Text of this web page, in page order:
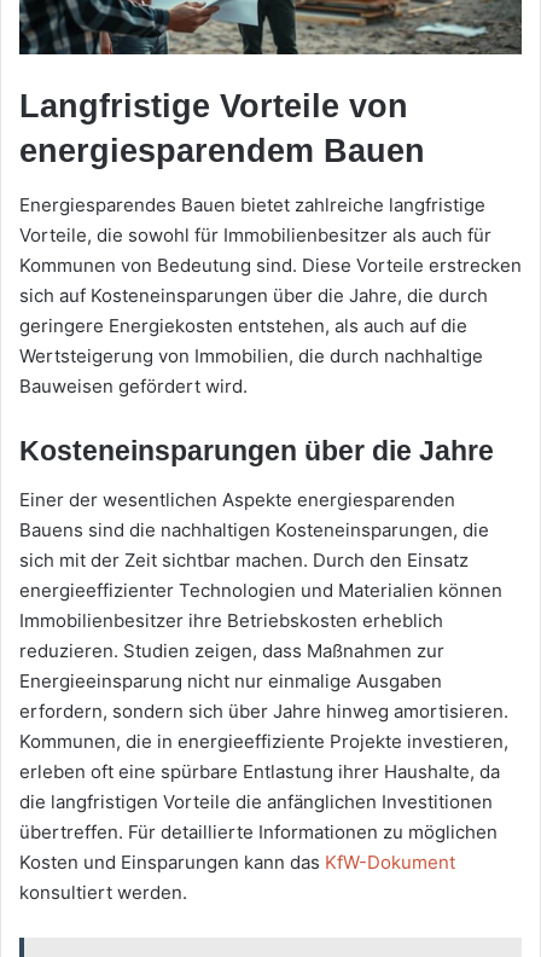
Langfristige Vorteile von
energiesparendem Bauen
Energiesparendes Bauen bietet zahlreiche langfristige
Vorteile, die sowohl für Immobilienbesitzer als auch für
Kommunen von Bedeutung sind. Diese Vorteile erstrecken
sich auf Kosteneinsparungen über die Jahre, die durch
geringere Energiekosten entstehen, als auch auf die
Wertsteigerung von Immobilien, die durch nachhaltige
Bauweisen gefördert wird.
Kosteneinsparungen über die Jahre
Einer der wesentlichen Aspekte energiesparenden
Bauens sind die nachhaltigen Kosteneinsparungen, die
sich mit der Zeit sichtbar machen. Durch den Einsatz
energieeffizienter Technologien und Materialien können
Immobilienbesitzer ihre Betriebskosten erheblich
reduzieren. Studien zeigen, dass Maßnahmen zur
Energieeinsparung nicht nur einmalige Ausgaben
erfordern, sondern sich über Jahre hinweg amortisieren.
Kommunen, die in energieeffiziente Projekte investieren,
erleben oft eine spürbare Entlastung ihrer Haushalte, da
die langfristigen Vorteile die anfänglichen Investitionen
übertreffen. Für detaillierte Informationen zu möglichen
Kosten und Einsparungen kann das KfW-Dokument
konsultiert werden.